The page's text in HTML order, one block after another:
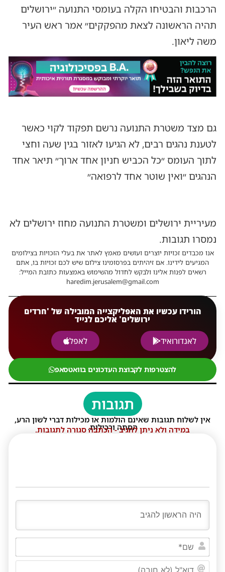
הרכבות והבטיחו הקלה בעומסי התנועה ״ירושלים
תהיה הראשונה לצאת מהפקקים״ אמר ראש העיר
משה ליאון.
גם מצד משטרת התנועה נרשם תפקוד לקוי כאשר
לטענת נהגים רבים, לא הגיעו לאזור בגין שעה וחצי
לתוך העומס ״כל הכביש חניון אחד ארוך״ תיאר אחד
הנהגים ״ואין שוטר אחד לרפואה״
מעיריית ירושלים ומשטרת התנועה מחוז ירושלים לא
נמסרו תגובות.
אנו מכבדים זכויות יוצרים ועושים מאמץ לאתר את בעלי הזכויות בצילומים
המגיעים לידינו. אם זיהיתים בפרסומינו צילום שיש לכם זכויות בו, אתם
רשאים לפנות אלינו ולבקש לחדול מהשימוש באמצעות כתובת המייל:
haredim.jerusalem@gmail.com
הורידו עכשיו את האפליקצייה המובילה של 'חרדים
ירושלים' אליכם לנייד
לאנדורואיד
לאפל
להצטרפות לקבוצת העדכונים בוואטסאפ
תגובות
אין לשלוח תגובות שאינם הולמות או מכילות דברי לשון הרע,
הסתה ורכילות.
במידה ולא ניתן להגיב - הכתבה סגורה לתגובות.
שם*